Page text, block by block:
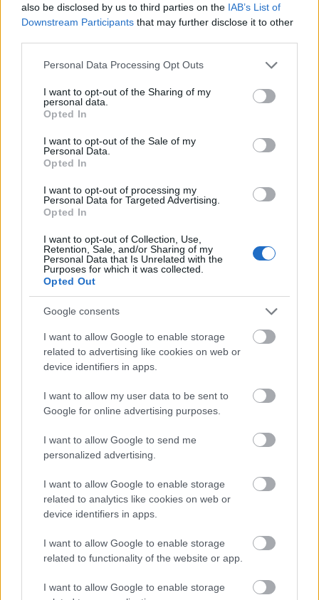
also be disclosed by us to third parties on the IAB’s List of
Downstream Participants that may further disclose it to other
Please note that this website/app uses one or more Google
not limited to your visit or usage behaviour. You may click to
grant or deny consent to Google and its third-party tags to
use your data for below specified purposes in below Google
consent section.
Personal Data Processing Opt Outs
I want to opt-out of the Sharing of my
personal data.
Opted In
I want to opt-out of the Sale of my
Personal Data.
Opted In
I want to opt-out of processing my
Personal Data for Targeted Advertising.
Opted In
I want to opt-out of Collection, Use,
Retention, Sale, and/or Sharing of my
Personal Data that Is Unrelated with the
Purposes for which it was collected.
Opted Out
Google consents
I want to allow Google to enable storage
related to advertising like cookies on web or
device identifiers in apps.
I want to allow my user data to be sent to
Google for online advertising purposes.
I want to allow Google to send me
personalized advertising.
I want to allow Google to enable storage
related to analytics like cookies on web or
device identifiers in apps.
I want to allow Google to enable storage
related to functionality of the website or app.
I want to allow Google to enable storage
A pénz vagy környezetünk és az
emberek, közösségek jogai
fontosabbak az EU és a tagállamok
számára?
2019. október 15.
Avagy véget vetünk a multik büntetlenségének, vagy
még több előjogokat kapnak? Újabb lépéseket
tehetünk a multik büntetlenségének vége felé az
ENSZ Emberi Jogi Bizottsága által kezdeményezett
tárgyalásokon, bár az EU inkább egy másik fórumon
Az utolsó pillanatban mégis
megmenekül Verespatak?
A leköszönő román kormány az utolsó pillanatban
mégiscsak beterjesztette a Verespatakot